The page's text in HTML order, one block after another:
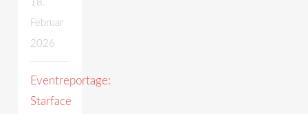
18.
Februar
2026
Eventreportage:
Starface